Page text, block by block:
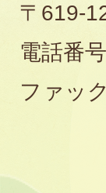
〒619-
電話番
ファッ